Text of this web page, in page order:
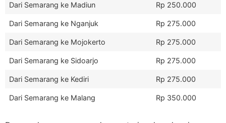
Dari Semarang ke Madiun Rp 250.000
Dari Semarang ke Nganjuk Rp 275.000
Dari Semarang ke Mojokerto Rp 275.000
Dari Semarang ke Sidoarjo Rp 275.000
Dari Semarang ke Kediri Rp 275.000
Dari Semarang ke Malang Rp 350.000